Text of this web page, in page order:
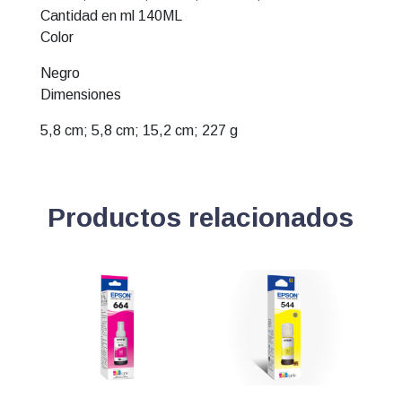
Cantidad en ml 140ML
Color
Negro
Dimensiones
5,8 cm; 5,8 cm; 15,2 cm; 227 g
Productos relacionados